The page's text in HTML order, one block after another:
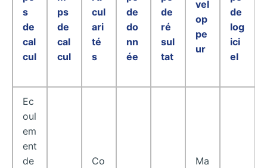
s
de
cal
cul
ps
de
cal
cul
cul
ari
té
s
de
do
nn
ée
de
ré
sul
tat
vel
op
pe
ur
de
log
ici
el
Ec
oul
em
ent
de
Co Ma